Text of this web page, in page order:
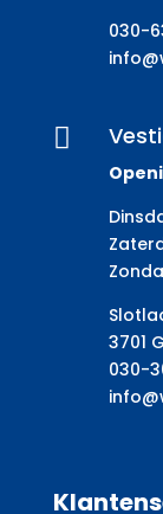
030-

3701
030-